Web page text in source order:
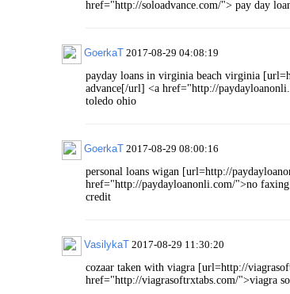
href="http://soloadvance.com/"> pay day
GoerkaT 2017-08-29 04:08:19
payday loans in virginia beach virginia
advance[/url] <a href="http://
toledo ohio
GoerkaT 2017-08-29 08:00:16
personal loans wigan [url=http://
href="http://paydayloanonli.com/">no faxing
credit
VasilykaT 2017-08-29 11:30:20
cozaar taken with viagra [url=http://
href="http://viagrasoftrxtabs.com/">viagra